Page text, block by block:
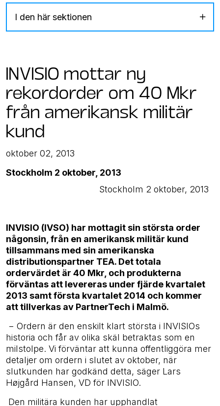
I den här sektionen
INVISIO mottar ny
rekordorder om 40 Mkr
från amerikansk militär
kund
oktober 02, 2013
Stockholm 2 oktober, 2013
Stockholm 2 oktober, 2013
INVISIO (IVSO) har mottagit sin största order
någonsin, från en amerikansk militär kund
tillsammans med sin amerikanska
distributionspartner TEA. Det totala
ordervärdet är 40 Mkr, och produkterna
förväntas att levereras under fjärde kvartalet
2013 samt första kvartalet 2014 och kommer
att tillverkas av PartnerTech i Malmö.
− Ordern är den enskilt klart största i INVISIOs
historia och får av olika skäl betraktas som en
milstolpe. Vi förväntar att kunna offentliggöra mer
detaljer om ordern i slutet av oktober, när
slutkunden har godkänd detta, säger Lars
Højgård Hansen, VD för INVISIO.
Den militära kunden har upphandlat